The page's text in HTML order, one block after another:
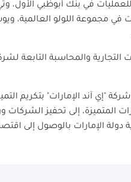
في بنك أبوظبي الأول،
في مجموعة اللولو العالمية،
والمحاسبة التابعة
الصغيرة والمتوسطة لعام 2024" لتؤكد التزام شركة
المتميزة، إلى تحفيز الشركات
الإمارات بالوصول إلى